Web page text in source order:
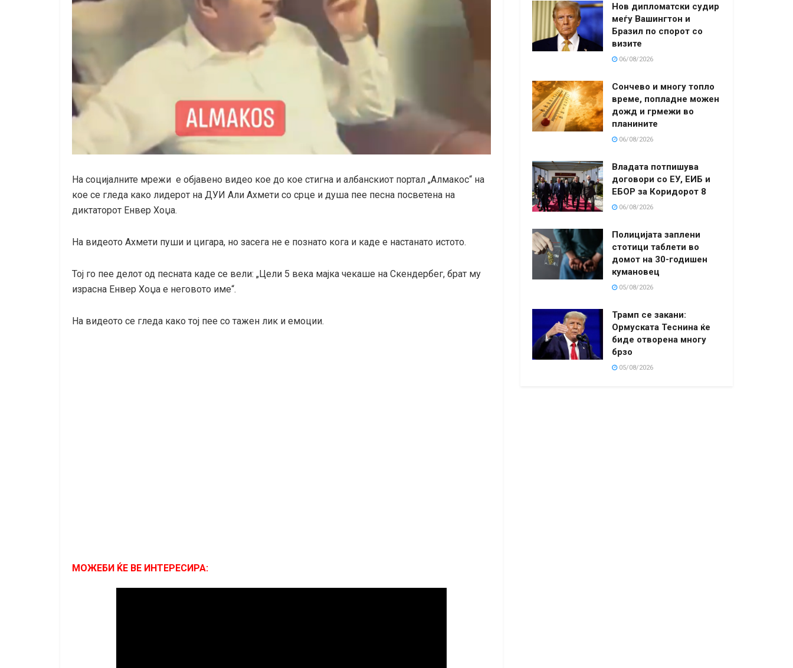
На социјалните мрежи е објавено видео кое до кое стигна и албанскиот портал „Алмакос“ на
кое се гледа како лидерот на ДУИ Али Ахмети со срце и душа пее песна посветена на
диктаторот Енвер Хоџа.
На видеото Ахмети пуши и цигара, но засега не е познато кога и каде е настанато истото.
Тој го пее делот од песната каде се вели: „Цели 5 века мајка чекаше на Скендербег, брат му
израсна Енвер Хоџа е неговото име“.
На видеото се гледа како тој пее со тажен лик и емоции.
МОЖЕБИ ЌЕ ВЕ ИНТЕРЕСИРА:
Нов дипломатски судир
меѓу Вашингтон и
Бразил по спорот со
визите
06/08/2026
Сончево и многу топло
време, попладне можен
дожд и грмежи во
планините
06/08/2026
Владата потпишува
договори со ЕУ, ЕИБ и
ЕБОР за Коридорот 8
06/08/2026
Полицијата заплени
стотици таблети во
домот на 30-годишен
кумановец
05/08/2026
Трамп се закани:
Ормуската Теснина ќе
биде отворена многу
брзо
05/08/2026